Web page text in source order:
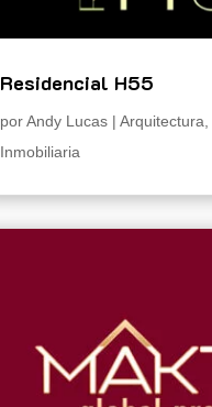
Residencial H55
porAndy Lucas |Arquitectura
Inmobiliaria